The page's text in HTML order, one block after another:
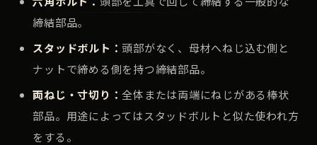
締結部品。
スタッドボルト： 頭部がなく、母材へねじ込む側と
ナットで締める側を持つ締結部品。
両ねじ・寸切り：全体または両端にねじがある棒状
部品。用途によってはスタッドボルトと似た使われ方
をする。